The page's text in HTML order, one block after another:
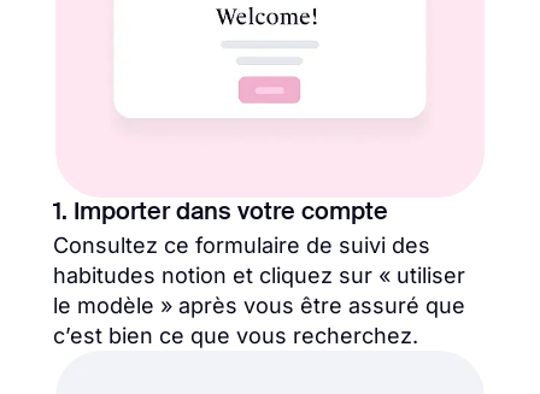
1. Importer dans votre compte
Consultez ce formulaire de suivi des
habitudes notion et cliquez sur « utiliser
le modèle » après vous être assuré que
c’est bien ce que vous recherchez.